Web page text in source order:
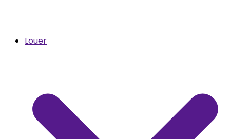
Louer